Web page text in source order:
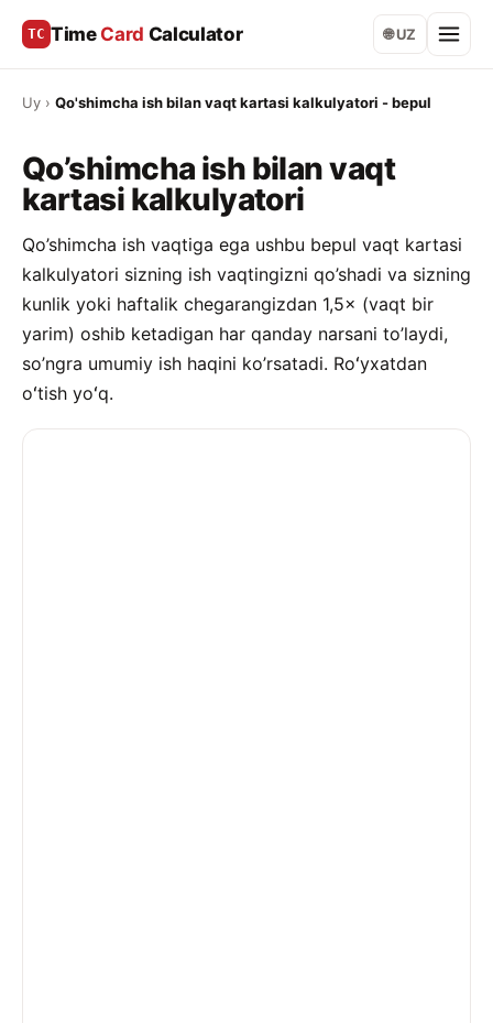
TC Time Card Calculator 🌐 UZ
Uy › Qo'shimcha ish bilan vaqt kartasi kalkulyatori - bepul
Qo’shimcha ish bilan vaqt
kartasi kalkulyatori
Qo’shimcha ish vaqtiga ega ushbu bepul vaqt kartasi
kalkulyatori sizning ish vaqtingizni qo’shadi va sizning
kunlik yoki haftalik chegarangizdan 1,5× (vaqt bir
yarim) oshib ketadigan har qanday narsani to’laydi,
so’ngra umumiy ish haqini ko’rsatadi. Roʻyxatdan
oʻtish yoʻq.